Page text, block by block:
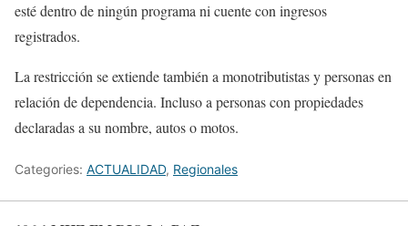
esté dentro de ningún programa ni cuente con ingresos
registrados.
La restricción se extiende también a monotributistas y personas en
relación de dependencia. Incluso a personas con propiedades
declaradas a su nombre, autos o motos.
Categories: ACTUALIDAD, Regionales